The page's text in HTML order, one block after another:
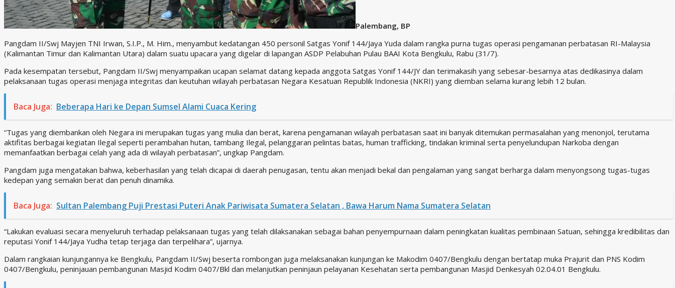
Palembang, BP
Pangdam II/Swj Mayjen TNI Irwan, S.I.P., M. Him., menyambut kedatangan 450 personil Satgas Yonif 144/Jaya Yuda dalam rangka purna tugas operasi pengamanan perbatasan RI-Malaysia
(Kalimantan Timur dan Kalimantan Utara) dalam suatu upacara yang digelar di lapangan ASDP Pelabuhan Pulau BAAI Kota Bengkulu, Rabu (31/7).
Pada kesempatan tersebut, Pangdam II/Swj menyampaikan ucapan selamat datang kepada anggota Satgas Yonif 144/JY dan terimakasih yang sebesar-besarnya atas dedikasinya dalam
pelaksanaan tugas operasi menjaga integritas dan keutuhan wilayah perbatasan Negara Kesatuan Republik Indonesia (NKRI) yang diemban selama kurang lebih 12 bulan.
Baca Juga: Beberapa Hari ke Depan Sumsel Alami Cuaca Kering
“Tugas yang diembankan oleh Negara ini merupakan tugas yang mulia dan berat, karena pengamanan wilayah perbatasan saat ini banyak ditemukan permasalahan yang menonjol, terutama
aktifitas berbagai kegiatan Ilegal seperti perambahan hutan, tambang Ilegal, pelanggaran pelintas batas, human trafficking, tindakan kriminal serta penyelundupan Narkoba dengan
memanfaatkan berbagai celah yang ada di wilayah perbatasan”, ungkap Pangdam.
Pangdam juga mengatakan bahwa, keberhasilan yang telah dicapai di daerah penugasan, tentu akan menjadi bekal dan pengalaman yang sangat berharga dalam menyongsong tugas-tugas
kedepan yang semakin berat dan penuh dinamika.
Baca Juga: Sultan Palembang Puji Prestasi Puteri Anak Pariwisata Sumatera Selatan , Bawa Harum Nama Sumatera Selatan
“Lakukan evaluasi secara menyeluruh terhadap pelaksanaan tugas yang telah dilaksanakan sebagai bahan penyempurnaan dalam peningkatan kualitas pembinaan Satuan, sehingga kredibilitas dan
reputasi Yonif 144/Jaya Yudha tetap terjaga dan terpelihara”, ujarnya.
Dalam rangkaian kunjungannya ke Bengkulu, Pangdam II/Swj beserta rombongan juga melaksanakan kunjungan ke Makodim 0407/Bengkulu dengan bertatap muka Prajurit dan PNS Kodim
0407/Bengkulu, peninjauan pembangunan Masjid Kodim 0407/Bkl dan melanjutkan peninjaun pelayanan Kesehatan serta pembangunan Masjid Denkesyah 02.04.01 Bengkulu.